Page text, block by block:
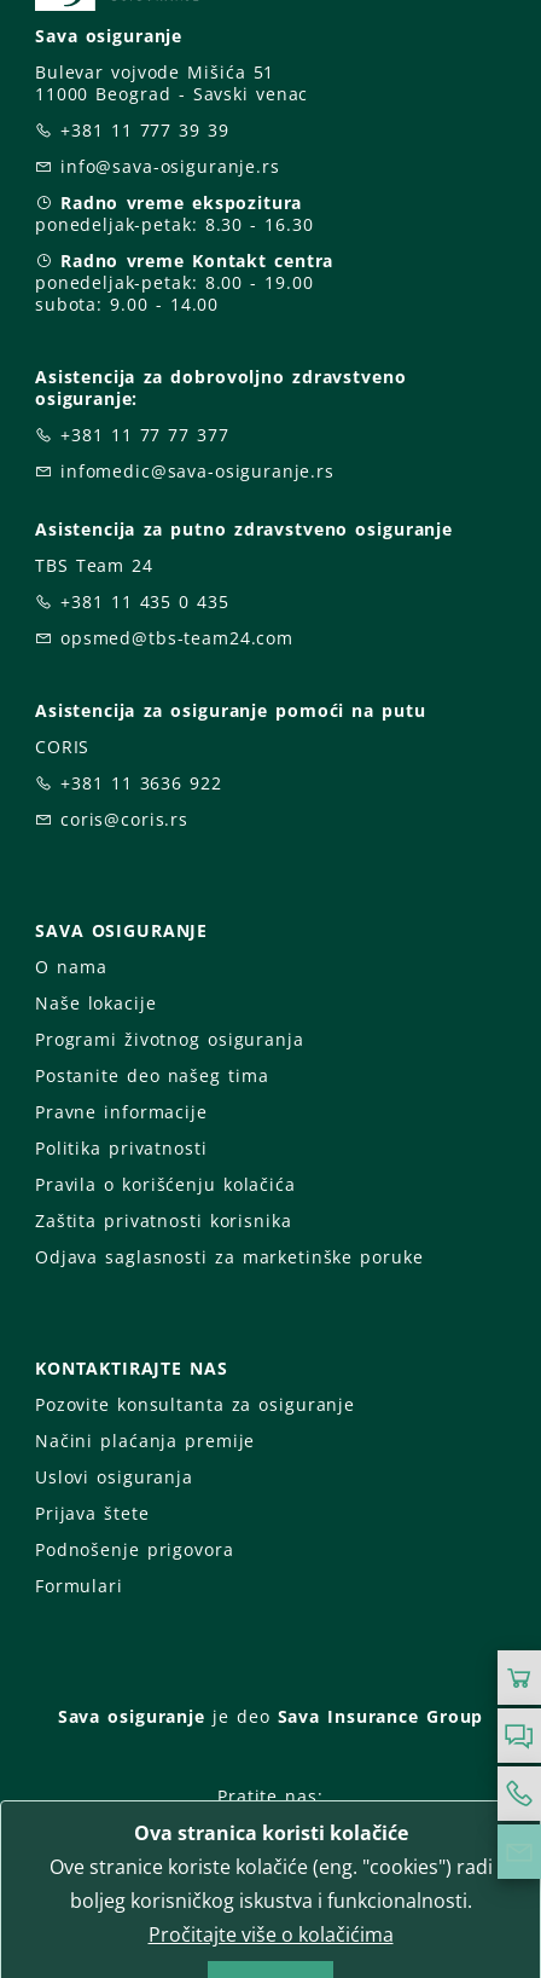
Sava osiguranje
Bulevar vojvode Mišića 51
11000 Beograd - Savski venac
+381 11 777 39 39
info@sava-osiguranje.rs
Radno vreme ekspozitura
ponedeljak-petak: 8.30 - 16.30
Radno vreme Kontakt centra
ponedeljak-petak: 8.00 - 19.00
subota: 9.00 - 14.00
Asistencija za dobrovoljno zdravstveno
osiguranje:
+381 11 77 77 377
infomedic@sava-osiguranje.rs
Asistencija za putno zdravstveno osiguranje
TBS Team 24
+381 11 435 0 435
opsmed@tbs-team24.com
Asistencija za osiguranje pomoći na putu
CORIS
+381 11 3636 922
coris@coris.rs
SAVA OSIGURANJE
O nama
Naše lokacije
Programi životnog osiguranja
Postanite deo našeg tima
Pravne informacije
Politika privatnosti
Pravila o korišćenju kolačića
Zaštita privatnosti korisnika
Odjava saglasnosti za marketinške poruke
KONTAKTIRAJTE NAS
Pozovite konsultanta za osiguranje
Načini plaćanja premije
Uslovi osiguranja
Prijava štete
Podnošenje prigovora
Formulari
Sava osiguranje je deo Sava Insurance Group
Pratite nas:
Facebook
Instagram
LinkedIn
Twitter
YouTube
WhatsApp
T-media d.o.o. | napredne komunikacije
Ova stranica koristi kolačiće
Ove stranice koriste kolačiće (eng. "cookies") radi
boljeg korisničkog iskustva i funkcionalnosti.
Pročitajte više o kolačićima